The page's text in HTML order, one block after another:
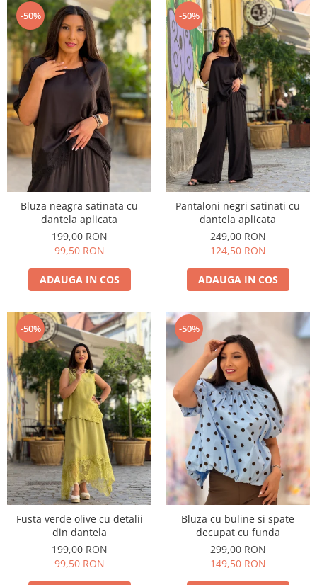
-50%
Bluza neagra satinata cu
dantela aplicata
199,00 RON
99,50 RON
ADAUGA IN COS
-50%
Pantaloni negri satinati cu
dantela aplicata
249,00 RON
124,50 RON
ADAUGA IN COS
-50%
Fusta verde olive cu detalii
din dantela
199,00 RON
99,50 RON
-50%
Bluza cu buline si spate
decupat cu funda
299,00 RON
149,50 RON